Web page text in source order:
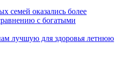
семей оказались более
с богатыми
лучшую для здоровья летнюю